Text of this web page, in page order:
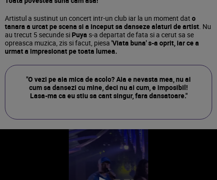
Artistul a sustinut un concert intr-un club iar la un moment dat o
tanara a urcat pe scena si a inceput sa danseze alaturi de artist . Nu
au trecut 5 secunde si Puya s-a departat de fata si a cerut sa se
opreasca muzica, zis si facut, piesa 'Viata buna' s-a oprit, iar ce a
urmat a impresionat pe toata lumea.
"O vezi pe aia mica de acolo? Aia e nevasta mea, nu ai
cum sa dansezi cu mine, deci nu ai cum, e imposibil!
Lasa-ma ca eu stiu sa cant singur, fara dansatoare."